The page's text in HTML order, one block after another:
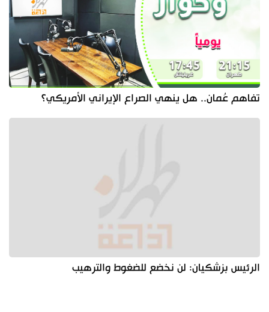
تفاهم عُمان.. هل ينهي الصراع الإيراني الأمريكي؟
الرئيس بزشكيان: لن نخضع للضغوط والترهيب